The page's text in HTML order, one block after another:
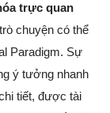
trực quan
chuyện có thể
Paradigm. Sự
ý tưởng nhanh
tiết, được tài